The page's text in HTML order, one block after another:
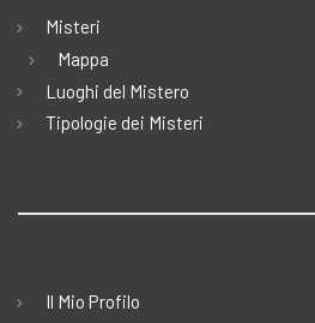
Misteri
Mappa
Luoghi del Mistero
Tipologie dei Misteri
Il Mio Profilo